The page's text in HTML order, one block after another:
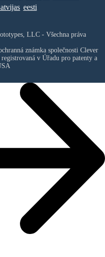
eesti
LLC - Všechna práva
známka společnosti Clever
v Úřadu pro patenty a